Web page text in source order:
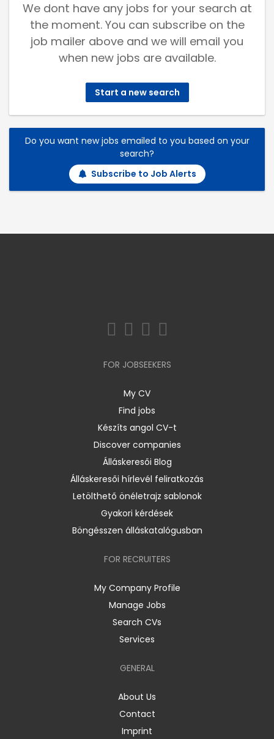
We dont have any jobs for your search at
the moment. You can subscribe on the
job mailer above and we will email you
when new jobs are available.
Start a new search
Do you want new jobs emailed to you based on your
search?
Subscribe to Job Alerts
FOR JOBSEEKERS
My CV
Find jobs
Készíts angol CV-t
Discover companies
Álláskeresői Blog
Álláskeresői hírlevél feliratkozás
Letölthető önéletrajz sablonok
Gyakori kérdések
Böngésszen álláskatalógusban
FOR RECRUITERS
My Company Profile
Manage Jobs
Search CVs
Services
GENERAL
About Us
Contact
Imprint